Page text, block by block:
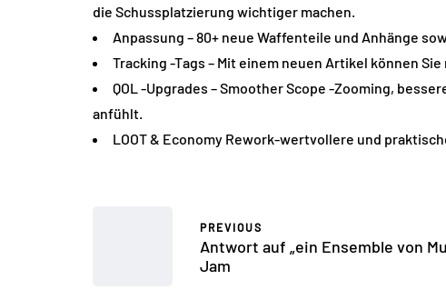
die Schussplatzierung wichtiger machen.
Anpassung – 80+ neue Waffenteile und Anhänge
Tracking -Tags – Mit einem neuen Artikel können
QOL -Upgrades – Smoother Scope -Zooming,
anfühlt.
LOOT & Economy Rework-wertvollere und
PREVIOUS
Antwort auf „ein Ensemble von
Jam